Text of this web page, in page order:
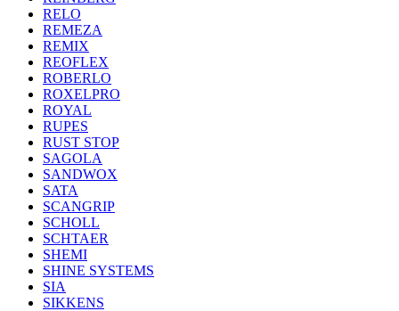
RELO
REMEZA
REMIX
REOFLEX
ROBERLO
ROXELPRO
ROYAL
RUPES
RUST STOP
SAGOLA
SANDWOX
SATA
SCANGRIP
SCHOLL
SCHTAER
SHEMI
SHINE SYSTEMS
SIA
SIKKENS